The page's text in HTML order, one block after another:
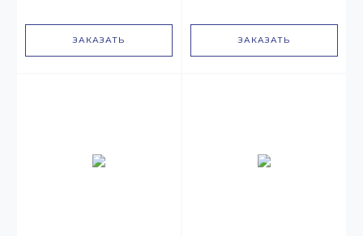
ЗАКАЗАТЬ ЗАКАЗАТЬ